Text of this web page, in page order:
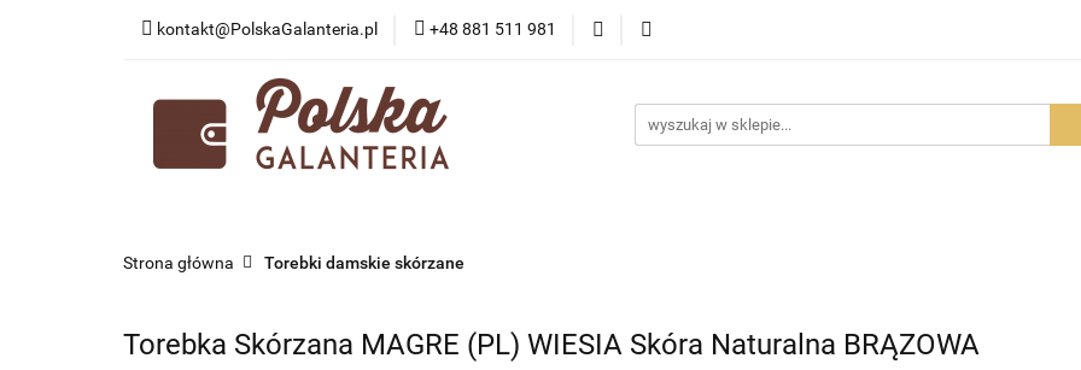
kontakt@PolskaGalanteria.pl +48 881 511 981
KATEGORIE NOWOŚCI PROMOCJE
PORADY I AKTUALNOŚCI
Strona główna Torebki damskie skórzane
Torebka Skórzana MAGRE (PL) WIESIA Skóra Naturalna BRĄZOWA